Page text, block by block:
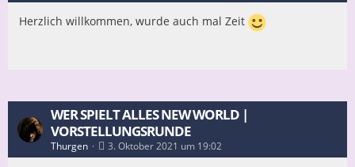
Herzlich willkommen, wurde auch mal Zeit
WER SPIELT ALLES NEW WORLD |
VORSTELLUNGSRUNDE
Thurgen 3. Oktober 2021 um 19:02